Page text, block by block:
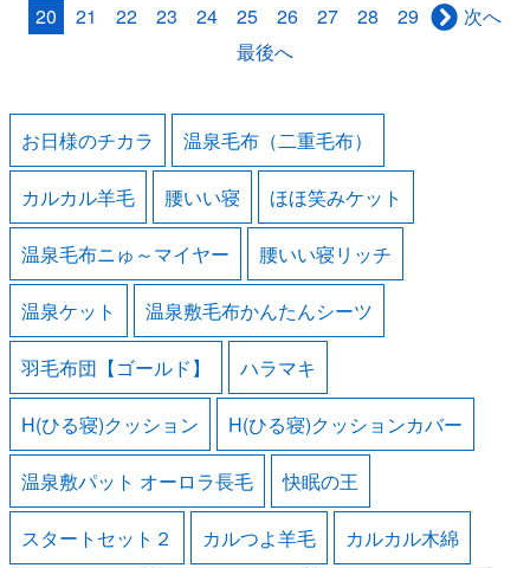
20
21 22 23 24 25 26 27 28 29
次へ
最後へ
お日様のチカラ 温泉毛布（二重毛布）
カルカル羊毛 腰いい寝 ほほ笑みケット
温泉毛布ニゅ～マイヤー 腰いい寝リッチ
温泉ケット 温泉敷毛布かんたんシーツ
羽毛布団【ゴールド】 ハラマキ
H(ひる寝)クッション H(ひる寝)クッションカバー
温泉敷パット オーロラ長毛 快眠の王
スタートセット２ カルつよ羊毛 カルカル木綿